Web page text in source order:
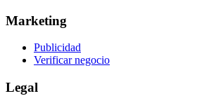
Marketing
Publicidad
Verificar negocio
Legal